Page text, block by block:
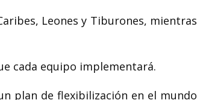
Leones y Tiburones, mientras
cada equipo implementará.
plan de flexibilización en el mundo